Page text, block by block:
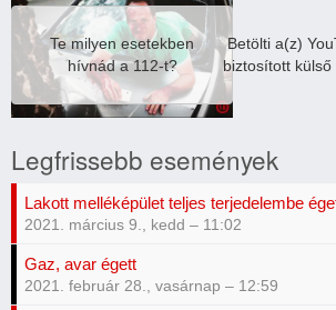
Te milyen esetekben
hívnád a 112-t?
Betölti a(z)
biztosított
Legfrissebb események
Lakott melléképület teljes terjedelembe
2021. március 9., kedd – 11:02
Gaz, avar égett
2021. február 28., vasárnap – 12:59